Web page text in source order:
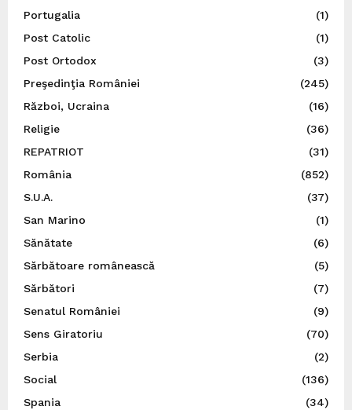
Portugalia
(1)
Post Catolic
(1)
Post Ortodox
(3)
Preşedinţia României
(245)
Război, Ucraina
(16)
Religie
(36)
REPATRIOT
(31)
România
(852)
S.U.A.
(37)
San Marino
(1)
Sănătate
(6)
Sărbătoare românească
(5)
Sărbători
(7)
Senatul României
(9)
Sens Giratoriu
(70)
Serbia
(2)
Social
(136)
Spania
(34)